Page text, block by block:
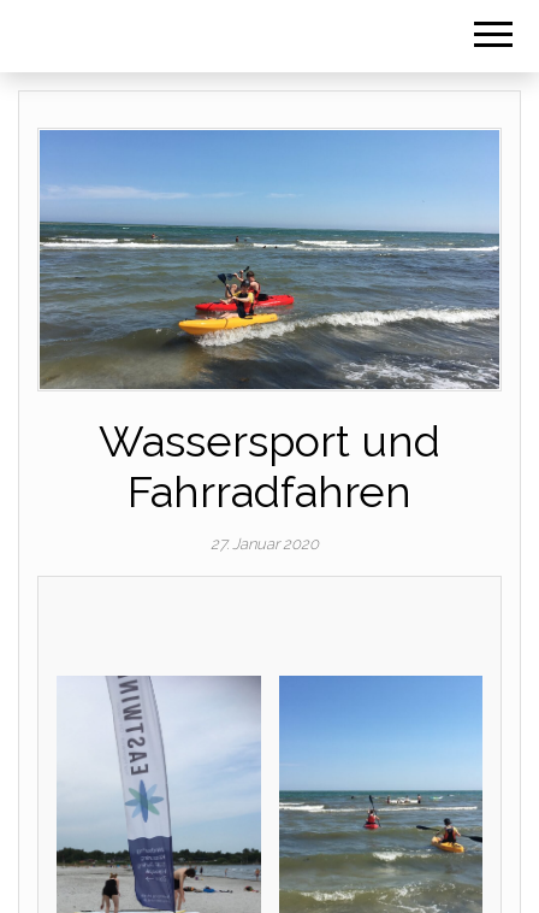
Wassersport und
Fahrradfahren
27. Januar 2020